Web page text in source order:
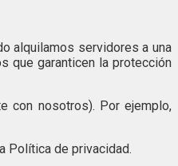
alquilamos servidores a una
que garanticen la protección
con nosotros). Por ejemplo,
Política de privacidad.